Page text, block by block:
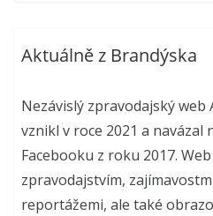
Aktuálně z Brandýska
Nezávislý zpravodajský web
vznikl v roce 2021 a
Facebooku z roku 2017.
zpravodajstvím,
reportážemi, ale také